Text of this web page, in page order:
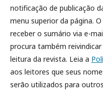
notificação de publicação
menu superior da página.
receber o sumário via e-
procura também
leitura da revista. Leia a
aos leitores que seus
serão utilizados para